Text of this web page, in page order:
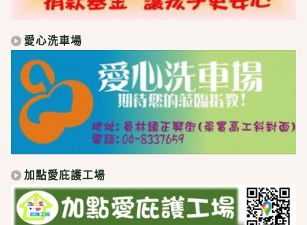
愛心洗車場
加點愛庇護工場